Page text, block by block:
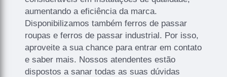
aumentando a eficiência da marca.
Disponibilizamos também ferros de passar
roupas e ferros de passar industrial. Por isso,
aproveite a sua chance para entrar em contato
e saber mais. Nossos atendentes estão
dispostos a sanar todas as suas dúvidas